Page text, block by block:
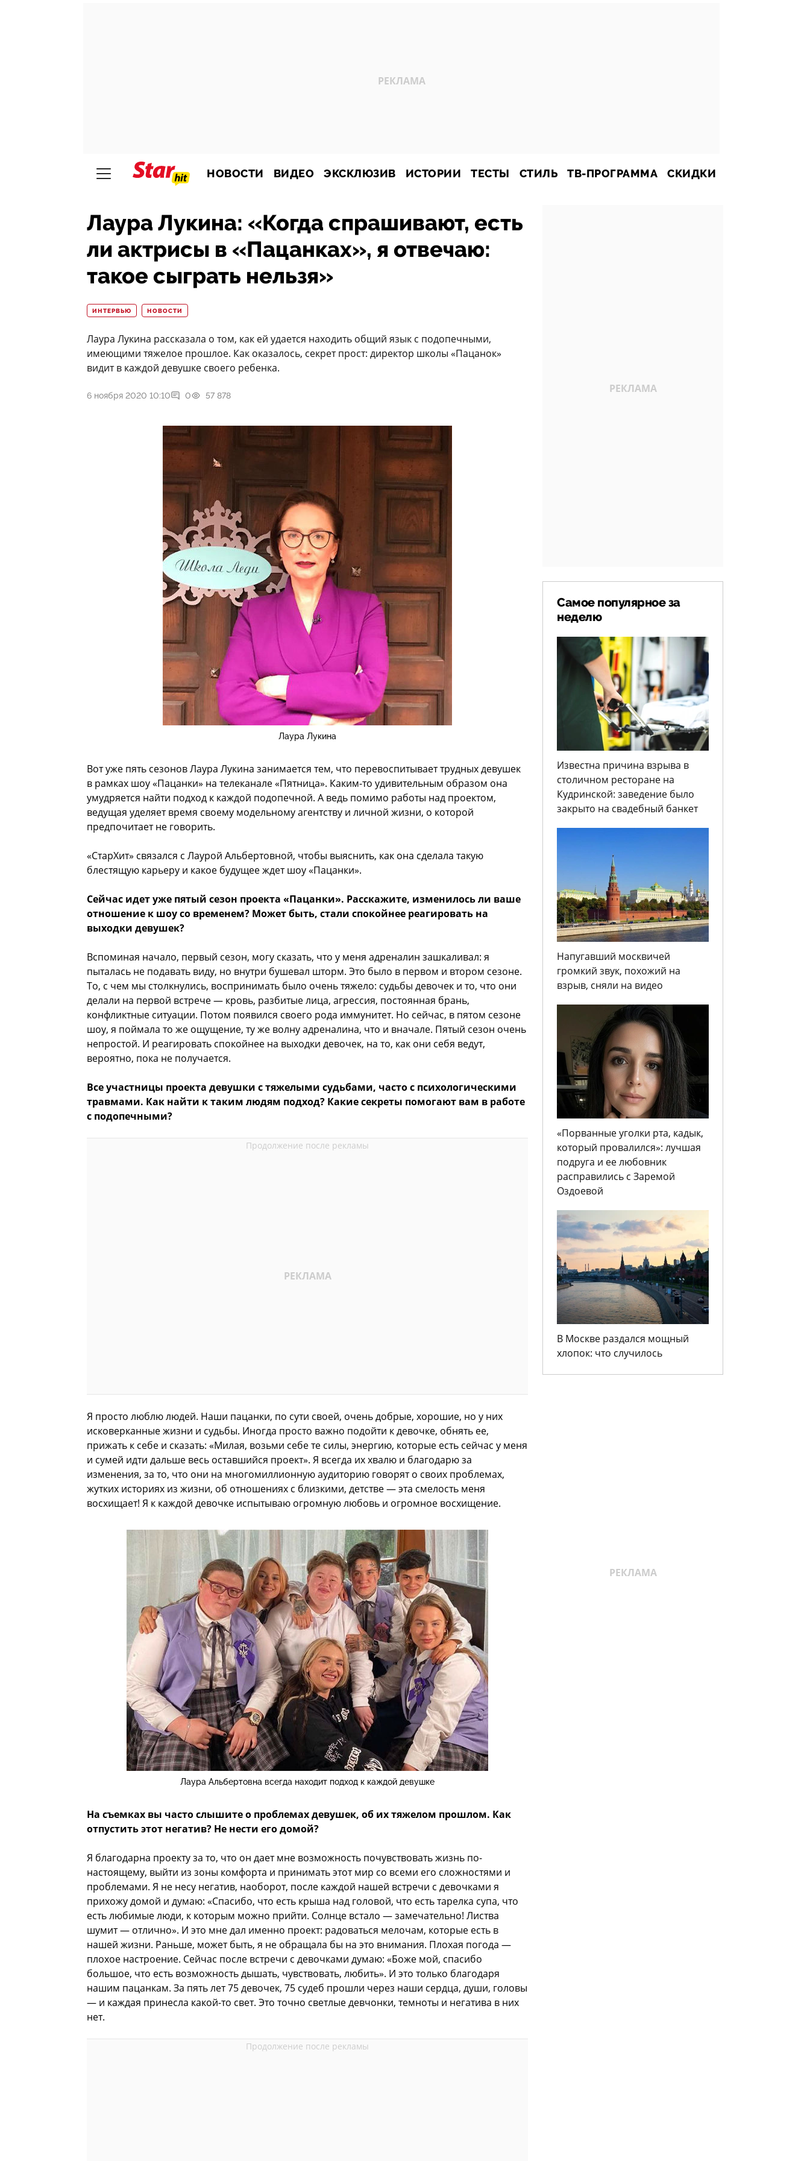
НОВОСТИ ВИДЕО ЭКСКЛЮЗИВ ИСТОРИИ ТЕСТЫ СТИЛЬ ТВ-ПРОГРАММА СКИДКИ
Лаура Лукина: «Когда спрашивают, есть
ли актрисы в «Пацанках», я отвечаю:
такое сыграть нельзя»
ИНТЕРВЬЮ НОВОСТИ
Лаура Лукина рассказала о том, как ей удается находить общий язык с подопечными,
имеющими тяжелое прошлое. Как оказалось, секрет прост: директор школы «Пацанок»
видит в каждой девушке своего ребенка.
6 ноября 2020 10:10 0 57 878
Лаура Лукина
Вот уже пять сезонов Лаура Лукина занимается тем, что перевоспитывает трудных девушек
в рамках шоу «Пацанки» на телеканале «Пятница». Каким-то удивительным образом она
умудряется найти подход к каждой подопечной. А ведь помимо работы над проектом,
ведущая уделяет время своему модельному агентству и личной жизни, о которой
предпочитает не говорить.
«СтарХит» связался с Лаурой Альбертовной, чтобы выяснить, как она сделала такую
блестящую карьеру и какое будущее ждет шоу «Пацанки».
Сейчас идет уже пятый сезон проекта «Пацанки». Расскажите, изменилось ли ваше
отношение к шоу со временем? Может быть, стали спокойнее реагировать на
выходки девушек?
Вспоминая начало, первый сезон, могу сказать, что у меня адреналин зашкаливал: я
пыталась не подавать виду, но внутри бушевал шторм. Это было в первом и втором сезоне.
То, с чем мы столкнулись, воспринимать было очень тяжело: судьбы девочек и то, что они
делали на первой встрече — кровь, разбитые лица, агрессия, постоянная брань,
конфликтные ситуации. Потом появился своего рода иммунитет. Но сейчас, в пятом сезоне
шоу, я поймала то же ощущение, ту же волну адреналина, что и вначале. Пятый сезон очень
непростой. И реагировать спокойнее на выходки девочек, на то, как они себя ведут,
вероятно, пока не получается.
Все участницы проекта девушки с тяжелыми судьбами, часто с психологическими
травмами. Как найти к таким людям подход? Какие секреты помогают вам в работе
с подопечными?
Я просто люблю людей. Наши пацанки, по сути своей, очень добрые, хорошие, но у них
исковерканные жизни и судьбы. Иногда просто важно подойти к девочке, обнять ее,
прижать к себе и сказать: «Милая, возьми себе те силы, энергию, которые есть сейчас у меня
и сумей идти дальше весь оставшийся проект». Я всегда их хвалю и благодарю за
изменения, за то, что они на многомиллионную аудиторию говорят о своих проблемах,
жутких историях из жизни, об отношениях с близкими, детстве — эта смелость меня
восхищает! Я к каждой девочке испытываю огромную любовь и огромное восхищение.
Лаура Альбертовна всегда находит подход к каждой девушке
На съемках вы часто слышите о проблемах девушек, об их тяжелом прошлом. Как
отпустить этот негатив? Не нести его домой?
Я благодарна проекту за то, что он дает мне возможность почувствовать жизнь по-
настоящему, выйти из зоны комфорта и принимать этот мир со всеми его сложностями и
проблемами. Я не несу негатив, наоборот, после каждой нашей встречи с девочками я
прихожу домой и думаю: «Спасибо, что есть крыша над головой, что есть тарелка супа, что
есть любимые люди, к которым можно прийти. Солнце встало — замечательно! Листва
шумит — отлично». И это мне дал именно проект: радоваться мелочам, которые есть в
нашей жизни. Раньше, может быть, я не обращала бы на это внимания. Плохая погода —
плохое настроение. Сейчас после встречи с девочками думаю: «Боже мой, спасибо
большое, что есть возможность дышать, чувствовать, любить». И это только благодаря
нашим пацанкам. За пять лет 75 девочек, 75 судеб прошли через наши сердца, души, головы
— и каждая принесла какой-то свет. Это точно светлые девчонки, темноты и негатива в них
нет.
Самое популярное за
неделю
Известна причина взрыва в
столичном ресторане на
Кудринской: заведение было
закрыто на свадебный банкет
Напугавший москвичей
громкий звук, похожий на
взрыв, сняли на видео
«Порванные уголки рта, кадык,
который провалился»: лучшая
подруга и ее любовник
расправились с Заремой
Оздоевой
В Москве раздался мощный
хлопок: что случилось